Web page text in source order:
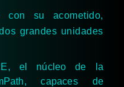
con su acometido,
grandes unidades
el núcleo de la
capaces de